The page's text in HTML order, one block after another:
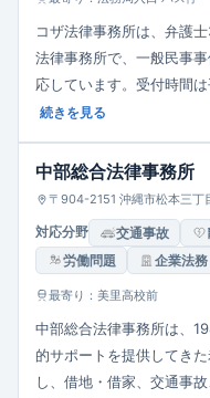
コザ法律事務所は、弁護
法律事務所で、一般民事
応しています。受付時間
在地は沖縄市知花1-26-10
系・業務内容もウェブサ
制を整えています。
続きを見る
中部総合法律事務所
〒904-2151 沖縄市松本三丁
対応分野 交通事故
労働問題
企業法務
最寄り：美里高校前
中部総合法律事務所は、
的サポートを提供してき
し、借地・借家、交通事